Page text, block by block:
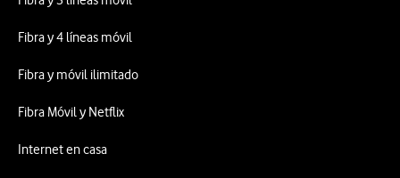
Fibra y 4 líneas móvil
Fibra y móvil ilimitado
Fibra Móvil y Netflix
Internet en casa